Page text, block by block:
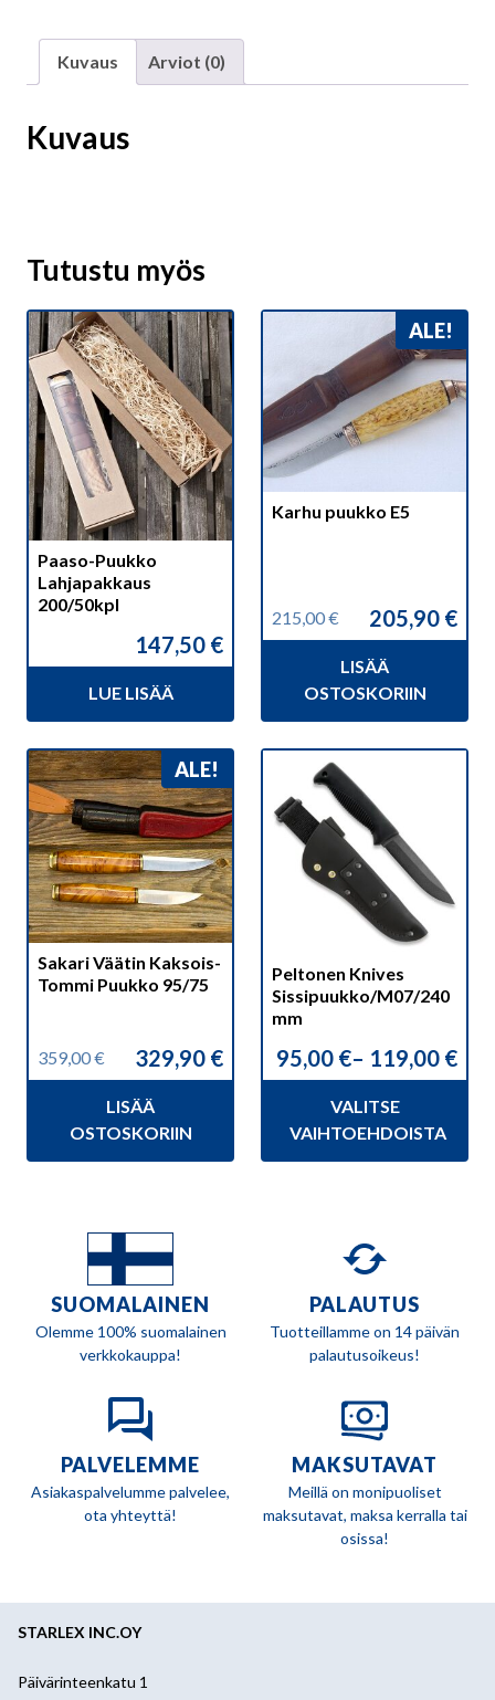
Kuvaus Arviot (0)
Kuvaus
Tutustu myös
Paaso-Puukko
Lahjapakkaus
200/50kpl
147,50 €
LUE LISÄÄ
ALE!
Karhu puukko E5
215,00€
Alkuperäinen
215,00 €.
205,90 €
Nykyinen
205,90 €.
LISÄÄ
OSTOSKORIIN
ALE!
Sakari Väätin Kaksois-
Tommi Puukko 95/75
359,00€
Alkuperäinen
359,00 €.
329,90 €
Nykyinen
329,90 €.
LISÄÄ
OSTOSKORIIN
Peltonen Knives
Sissipuukko/M07/240
mm
95,00 €– 119,00 €
Hintaluokka:
119,00 €
VALITSE
VAIHTOEHDOISTA
tuotteella
on
useampi
muunnelma.
tuotteen
sivulla.
SUOMALAINEN
Olemme 100% suomalainen
verkkokauppa!
PALAUTUS
Tuotteillamme on 14 päivän
palautusoikeus!
PALVELEMME
Asiakaspalvelumme palvelee,
ota yhteyttä!
MAKSUTAVAT
Meillä on monipuoliset
maksutavat, maksa kerralla tai
osissa!
STARLEX INC.OY
Päivärinteenkatu 1